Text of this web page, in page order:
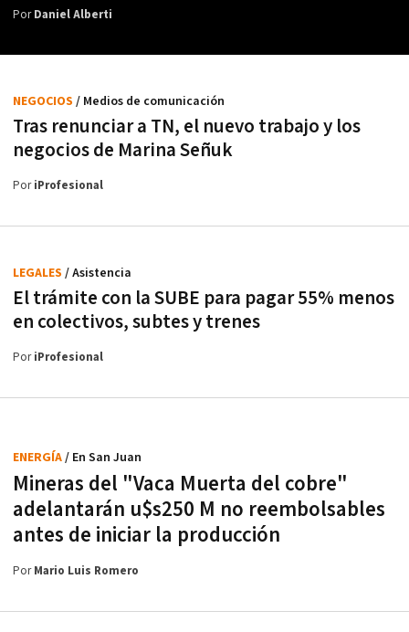
PorDaniel Alberti
Tras renunciar a TN, el nuevo trabajo y los
negocios de Marina Señuk
NEGOCIOS / Medios de comunicación
PoriProfesional
El trámite con la SUBE para pagar 55% menos
en colectivos, subtes y trenes
LEGALES / Asistencia
PoriProfesional
Mineras del "Vaca Muerta del cobre"
adelantarán u$s250 M no reembolsables
antes de iniciar la producción
ENERGÍA/ En San Juan
PorMario Luis Romero